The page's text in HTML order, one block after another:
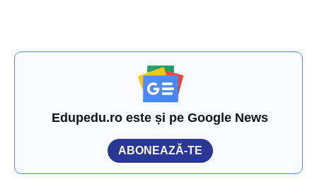
Edupedu.ro este și pe Google News
ABONEAZĂ-TE